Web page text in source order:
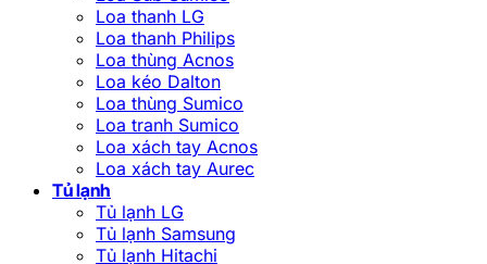
Loa thanh LG
Loa thanh Philips
Loa thùng Acnos
Loa kéo Dalton
Loa thùng Sumico
Loa tranh Sumico
Loa xách tay Acnos
Loa xách tay Aurec
Tủ lạnh
Tủ lạnh LG
Tủ lạnh Samsung
Tủ lạnh Hitachi